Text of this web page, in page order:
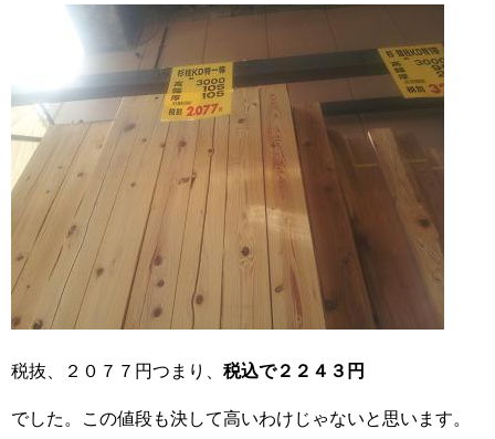
税抜、２０７７円つまり、 税込で２２４３円
でした。この値段も決して高いわけじゃないと思います。